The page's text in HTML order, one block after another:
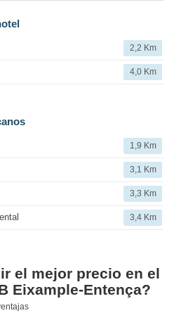
2,2 Km
4,0 Km
1,9 Km
3,1 Km
3,3 Km
3,4 Km
el mejor precio en el
Eixample-Entença?